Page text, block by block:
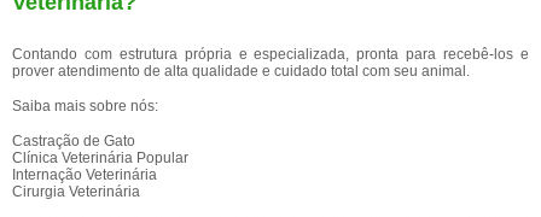
Contando com estrutura própria e especializada, pronta para recebê-los e
prover atendimento de alta qualidade e cuidado total com seu animal.
Saiba mais sobre nós:
Castração de Gato
Clínica Veterinária Popular
Internação Veterinária
Cirurgia Veterinária